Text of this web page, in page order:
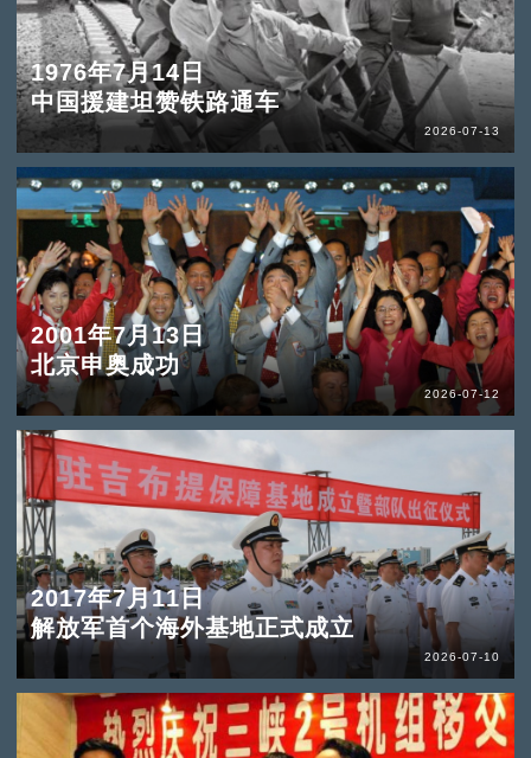
1976年7月14日
中国援建坦赞铁路通车
2026-07-13
2001年7月13日
北京申奥成功
2026-07-12
2017年7月11日
解放军首个海外基地正式成立
2026-07-10